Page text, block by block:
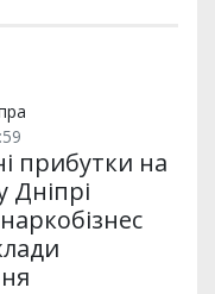
прибутки на
Дніпрі